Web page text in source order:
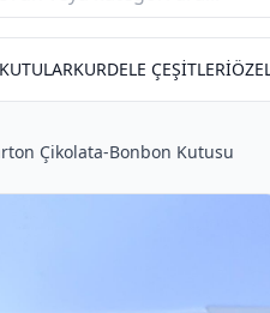
KURDELE ÇEŞİTLERİ
Çikolata-Bonbon Kutusu